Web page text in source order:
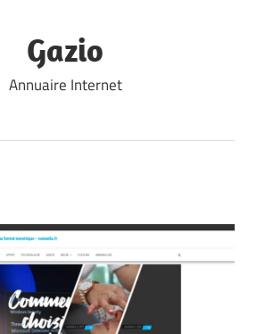
Gazio
Annuaire Internet